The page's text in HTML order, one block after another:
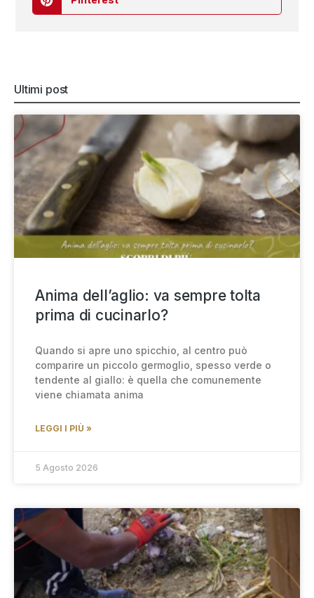
Ultimi post
Anima dell’aglio: va sempre tolta
prima di cucinarlo?
Quando si apre uno spicchio, al centro può
comparire un piccolo germoglio, spesso verde o
tendente al giallo: è quella che comunemente
viene chiamata anima
LEGGI I PIÙ »
5 Agosto 2026